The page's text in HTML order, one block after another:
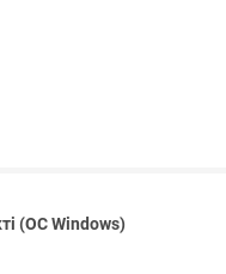
(ОС Windows)